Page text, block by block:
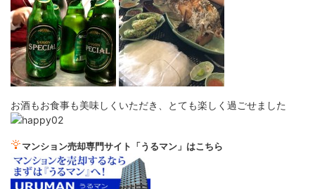
お酒もお食事も美味しくいただき、とても楽しく過ごせました
マンション売却専門サイト「うるマン」はこちら